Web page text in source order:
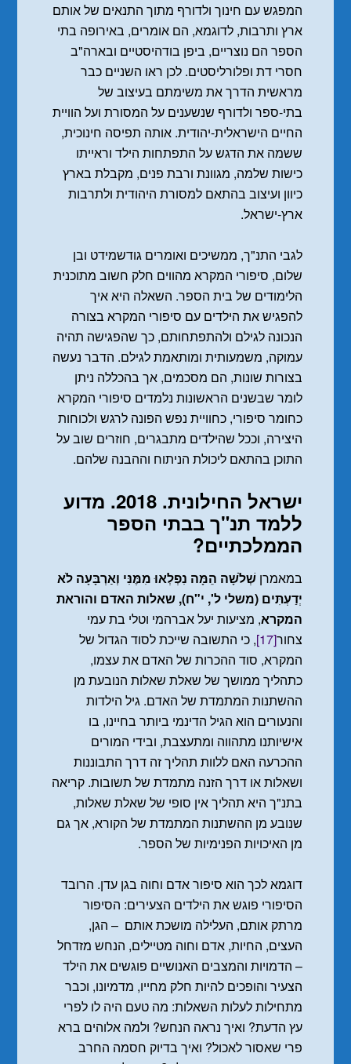
המפגש עם חינוך ולדורף מתוך התנאים של אותם
ארץ ותרבות, לדוגמא, הם אומרים, באירופה בתי
הספר הם נוצריים, ביפן בודהיסטיים ובארה"ב
חסרי דת ופלורליסטים. לכן ראו השניים כבר
מראשית הדרך את משימתם בעיצוב של
בתי-ספר ולדורף שנשענים על המסורת ועל הוויית
החיים הישראלית-יהודית. אותה תפיסה חינוכית,
ששמה את הדגש על התפתחות הילד וראייתו
כישות שלמה, מגוונת ורבת פנים, מקבלת בארץ
כיוון ועיצוב בהתאם למסורת היהודית ולתרבות
ארץ-ישראל.
לגבי התנ"ך, ממשיכים ואומרים גודשמידט ובן
שלום, סיפורי המקרא מהווים חלק חשוב מתוכנית
הלימודים של בית הספר. השאלה היא איך
להפגיש את הילדים עם סיפורי המקרא בצורה
הנכונה לגילם ולהתפתחותם, כך שהפגישה תהיה
עמוקה, משמעותית ומותאמת לגילם. הדבר נעשה
בצורות שונות, הם מסכמים, אך בהכללה ניתן
לומר שבשנים הראשונות נלמדים סיפורי המקרא
כחומר סיפורי, כחוויית נפש הפונה לרגש ולכוחות
היצירה, וככל שהילדים מתבגרים, חוזרים שוב על
התוכן בהתאם ליכולת הניתוח וההבנה שלהם.
ישראל החילונית. 2018. מדוע
ללמד תנ"ך בבתי הספר
הממלכתיים?
במאמרןשְׁלֹשָׁה הֵמָּה נִפְלְאוּ מִמֶּנִּי וְאַרְבָּעָה לֹא
יְדַעְתִּים (משלי ל', י"ח), שאלות האדם והוראת
המקרא, מציעות יעל אברהמי וטלי בת עמי
צחור[17]
, כי התשובה שייכת לסוד הגדול של
המקרא, סוד ההכרות של האדם את עצמו,
כתהליך ממושך של שאלת שאלות הנובעת מן
ההשתנות המתמדת של האדם. גיל הילדות
והנעורים הוא הגיל הדינמי ביותר בחיינו, בו
אישיותנו מתהווה ומתעצבת, ובידי המורים
ההכרעה האם ללוות תהליך זה דרך התבוננות
ושאלות או דרך הזנה מתמדת של תשובות. קריאה
בתנ"ך היא תהליך אין סופי של שאלת שאלות,
שנובע מן ההשתנות המתמדת של הקורא, אך גם
מן האיכויות הפנימיות של הספר.
דוגמא לכך הוא סיפור אדם וחוה בגן עדן. הרובד
הסיפורי פוגש את הילדים הצעירים: הסיפור
מרתק אותם, העלילה מושכת אותם – הגן,
העצים, החיות, אדם וחוה מטיילים, הנחש מזדחל
– הדמויות והמצבים האנושיים פוגשים את הילד
הצעיר והופכים להיות חלק מחייו, מדמיונו, וכבר
מתחילות לעלות השאלות: מה טעם היה לו לפרי
עץ הדעת? ואיך נראה הנחש? ולמה אלוהים ברא
פרי שאסור לאכול? ואיך בדיוק חסמה החרב